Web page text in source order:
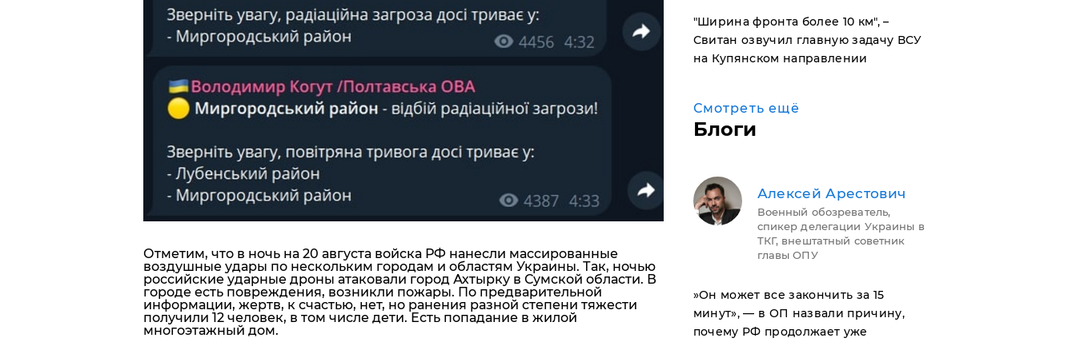
Отметим, что в ночь на 20 августа войска РФ нанесли массированные
воздушные удары по нескольким городам и областям Украины. Так, ночью
российские ударные дроны атаковали город Ахтырку в Сумской области. В
городе есть повреждения, возникли пожары. По предварительной
информации, жертв, к счастью, нет, но ранения разной степени тяжести
получили 12 человек, в том числе дети. Есть попадание в жилой
многоэтажный дом.
​"Ширина фронта более 10 км", –
Свитан озвучил главную задачу ВСУ
на Купянском направлении
Смотреть ещё
Блоги
Алексей Арестович
Военный обозреватель,
спикер делегации Украины в
ТКГ, внештатный советник
главы ОПУ
​»Он может все закончить за 15
минут», — в ОП назвали причину,
почему РФ продолжает уже